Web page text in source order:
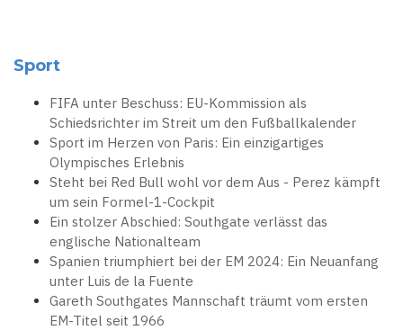
Sport
FIFA unter Beschuss: EU-Kommission als
Schiedsrichter im Streit um den Fußballkalender
Sport im Herzen von Paris: Ein einzigartiges
Olympisches Erlebnis
Steht bei Red Bull wohl vor dem Aus - Perez kämpft
um sein Formel-1-Cockpit
Ein stolzer Abschied: Southgate verlässt das
englische Nationalteam
Spanien triumphiert bei der EM 2024: Ein Neuanfang
unter Luis de la Fuente
Gareth Southgates Mannschaft träumt vom ersten
EM-Titel seit 1966